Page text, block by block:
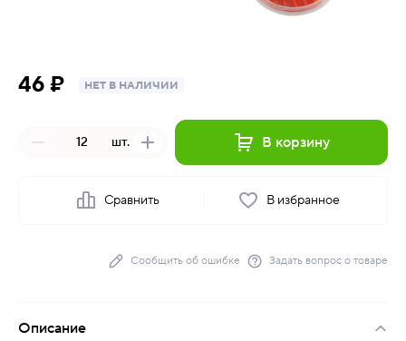
46 ₽ НЕТ В НАЛИЧИИ
шт. В корзину
Сравнить В избранное
Сообщить об ошибке Задать вопрос о товаре
Описание